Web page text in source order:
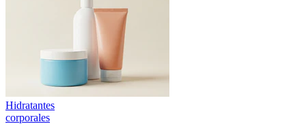
Hidratantes
corporales